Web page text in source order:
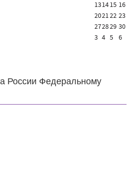
131415 16
202122 23
272829 30
3 4 5 6
России Федеральному